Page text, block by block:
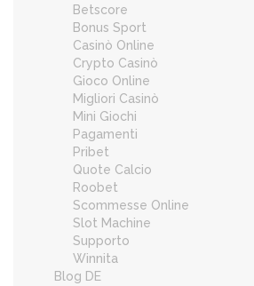
Betscore
Bonus Sport
Casinò Online
Crypto Casinò
Gioco Online
Migliori Casinò
Mini Giochi
Pagamenti
Pribet
Quote Calcio
Roobet
Scommesse Online
Slot Machine
Supporto
Winnita
Blog DE